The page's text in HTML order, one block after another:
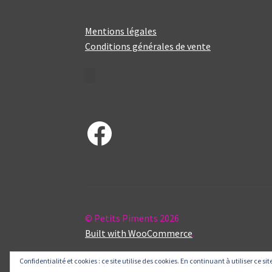
Mentions légales
Conditions générales de vente
Facebook
© Petits Piments 2026
Built with WooCommerce.
Confidentialité et cookies : ce site utilise des cookies. En continuant à utiliser ce